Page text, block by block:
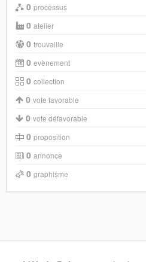
0 processus
0 atelier
0 trouvaille
0 evènement
0 collection
0 vote favorable
0 vote défavorable
0 proposition
0 annonce
0 graphisme